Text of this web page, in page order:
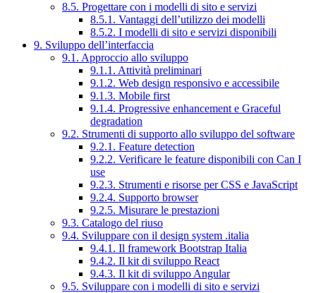
8.5. Progettare con i modelli di sito e servizi
8.5.1. Vantaggi dell’utilizzo dei modelli
8.5.2. I modelli di sito e servizi disponibili
9. Sviluppo dell’interfaccia
9.1. Approccio allo sviluppo
9.1.1. Attività preliminari
9.1.2. Web design responsivo e accessibile
9.1.3. Mobile first
9.1.4. Progressive enhancement e Graceful
degradation
9.2. Strumenti di supporto allo sviluppo del software
9.2.1. Feature detection
9.2.2. Verificare le feature disponibili con Can I
use
9.2.3. Strumenti e risorse per CSS e JavaScript
9.2.4. Supporto browser
9.2.5. Misurare le prestazioni
9.3. Catalogo del riuso
9.4. Sviluppare con il design system .italia
9.4.1. Il framework Bootstrap Italia
9.4.2. Il kit di sviluppo React
9.4.3. Il kit di sviluppo Angular
9.5. Sviluppare con i modelli di sito e servizi